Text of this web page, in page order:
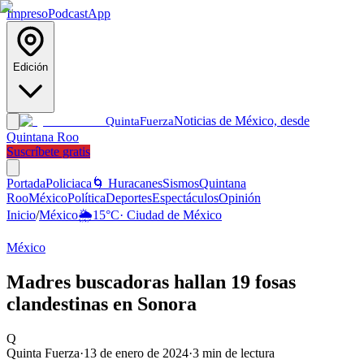
ImpresoPodcastApp
Edición
QuintaFuerzaNoticias de México, desde
Quintana Roo
Suscríbete gratis
PortadaPoliciaca 🌀 HuracanesSismosQuintana
RooMéxicoPolíticaDeportesEspectáculosOpinión
Inicio/México🌦️15°C· Ciudad de México
México
Madres buscadoras hallan 19 fosas
clandestinas en Sonora
Q
Quinta Fuerza·13 de enero de 2024·3 min de lectura